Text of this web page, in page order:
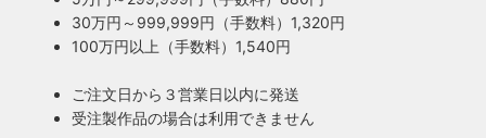
もしもの時も安心・製作担当者が修理を行いま
連絡ください！ハンドメイド照明やアンティーク照明は修理
が心配とよくお声を頂きますが、当店では器具を製作した本
ともあります。ところが100年近く前のソケットに使われて
いたインシュレーター（絶縁体）はご覧の通り炭化してボロ
ボロに。当店では専門機関に依頼し、特殊カーボンを使いオ
リジナルのインシュレーターを製造しました。これで100年
近く前のソケットも安心してお使い頂けます。
30万円～999,999円（手数料）1,320円
100万円以上（手数料）1,540円
ご注文日から３営業日以内に発送
受注製作品の場合は利用できません